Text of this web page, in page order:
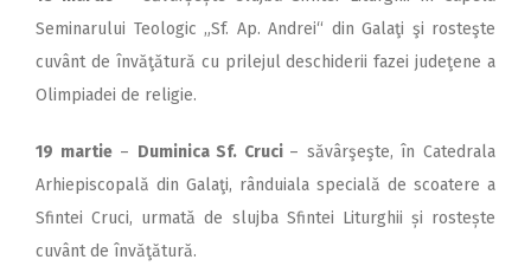
Seminarului Teologic „Sf. Ap. Andrei“ din Galaţi şi rosteşte
cuvânt de învăţătură cu prilejul deschiderii fazei judeţene a
Olimpiadei de religie.
19 martie– Duminica Sf. Cruci – săvârşeşte, în Catedrala
Arhiepiscopală din Galaţi, rânduiala specială de scoatere a
Sfintei Cruci, urmată de slujba Sfintei Liturghii și rostește
cuvânt de învăţătură.